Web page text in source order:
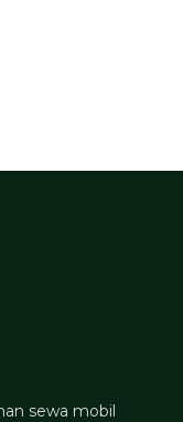
sewa mobil